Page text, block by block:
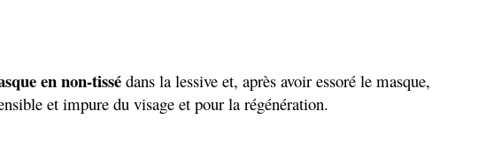
en non-tissé dans la lessive et, après avoir essoré le masque,
et impure du visage et pour la régénération.